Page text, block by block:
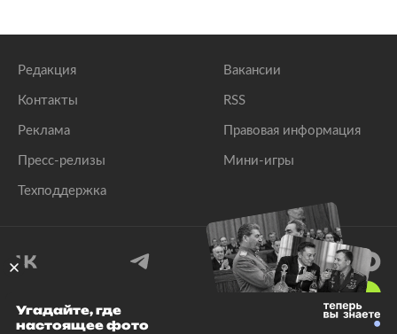
Редакция
Контакты
Реклама
Пресс-релизы
Техподдержка
Вакансии
RSS
Правовая информация
Мини-игры
© 1999–2026 Все права защищены.
Угадайте, где
настоящее фото